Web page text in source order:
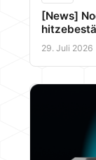
[News]
29. Juli 2026